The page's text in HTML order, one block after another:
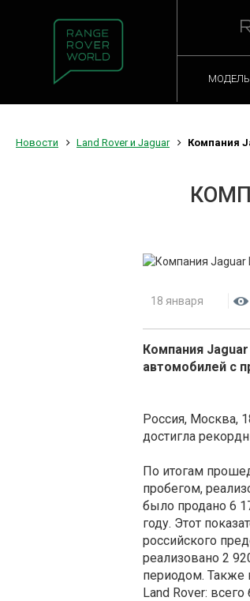
Новости Land Rover и Jaguar Компания
18 января
Компания
автомобилей с
Россия, Москва,
достигла
По итогам
пробегом,
было продано 6
году. Этот
российского
реализовано 2
периодом. Также
Land Rover: